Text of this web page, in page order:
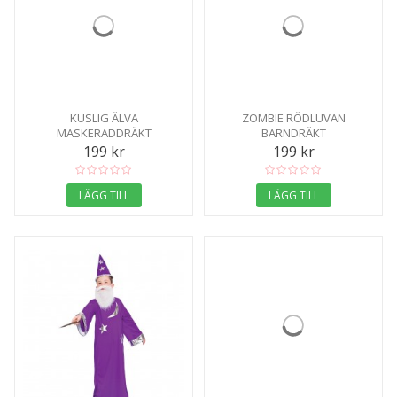
KUSLIG ÄLVA
MASKERADDRÄKT
199 kr
LÄGG TILL
ZOMBIE RÖDLUVAN
BARNDRÄKT
199 kr
LÄGG TILL